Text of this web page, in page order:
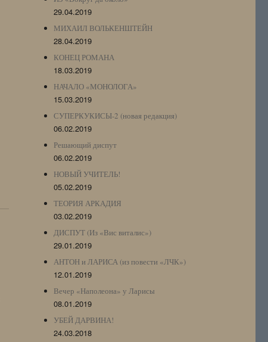
29.04.2019
МИХАИЛ ВОЛЬКЕНШТЕЙН
28.04.2019
КОНЕЦ РОМАНА
18.03.2019
НАЧАЛО «МОНОЛОГА»
15.03.2019
СУПЕРКУКИСЫ-2 (новая редакция)
06.02.2019
Решающий диспут
06.02.2019
НОВЫЙ УЧИТЕЛЬ!
05.02.2019
ТЕОРИЯ АРКАДИЯ
03.02.2019
ДИСПУТ (Из «Вис виталис»)
29.01.2019
АНТОН и ЛАРИСА (из повести «ЛЧК»)
12.01.2019
Вечер «Наполеона» у Ларисы
08.01.2019
УБЕЙ ДАРВИНА!
24.03.2018